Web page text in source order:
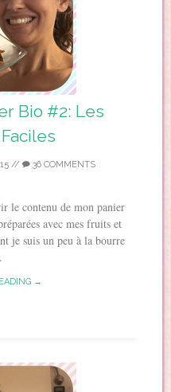
Bio #2: Les
// 36 COMMENTS
le contenu de mon panier
avec mes fruits et
je suis un peu à la bourre
→